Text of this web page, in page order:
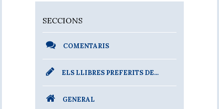
SECCIONS
COMENTARIS
ELS LLIBRES PREFERITS DE…
GENERAL